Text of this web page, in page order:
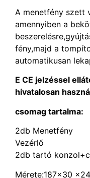
A menetfény szett
amennyiben a
fény,majd a
automatikusan
E CE jelzéssel
hivatalosan
csomag tartalma:
2db Menetfény
Vezérlő
2db tartó
Mérete:187×30